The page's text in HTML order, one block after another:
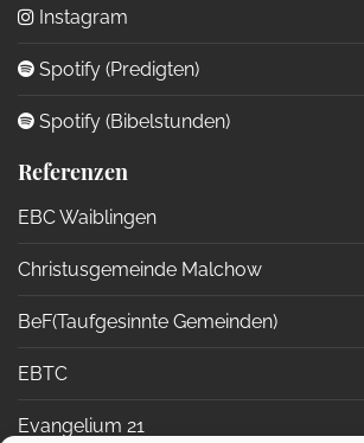
Instagram
Spotify (Predigten)
Spotify (Bibelstunden)
Referenzen
EBC Waiblingen
Christusgemeinde Malchow
BeF(Taufgesinnte Gemeinden)
EBTC
Evangelium 21